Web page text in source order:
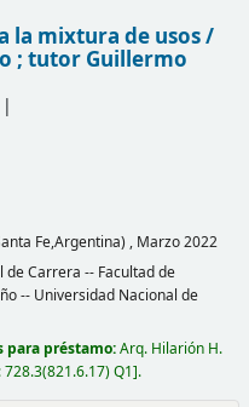
la mixtura de usos /
; tutor Guillermo
Fe,Argentina) , Marzo 2022
de Carrera -- Facultad de
-- Universidad Nacional de
préstamo:Arq. Hilarión H.
728.3(821.6.17) Q1 .